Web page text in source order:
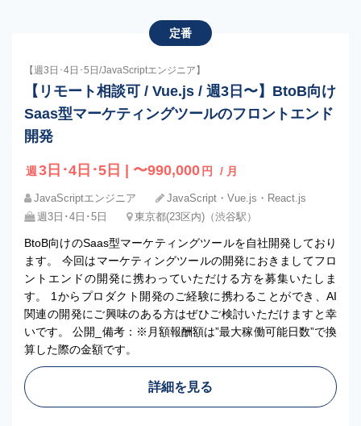
定番
【週3日･4日･5日/JavaScriptエンジニア】
【リモート相談可 / Vue.js / 週3日〜】BtoB向け
Saas型マーケティングツールのフロントエンド
開発
週 3日･4日･5日 | 〜990,000 円 / 月
JavaScriptエンジニア
JavaScript・Vue.js・React.js
週3日･4日･5日
東京都(23区内)（渋谷駅）
BtoB向けのSaas型マーケティングツールを自社開発しており
ます。 今回はマーケティングツールの開発におきましてフロ
ントエンドの開発に携わっていただける方を募集いたしま
す。 1からプロダクト開発のご経験に携わることができ、AI
関連の開発にご興味のある方はぜひご検討いただけますと幸
いです。 公開_備考：※月額報酬額は”最大稼働可能日数”で換
算した際の金額です。
詳細を見る